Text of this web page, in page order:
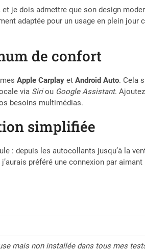
équipe technique professionnelle et
l'utilisation, vous pouvez nous contacter
, et je dois admettre que son design
adaptée pour un usage en plein jour
de confort
Apple Carplay etAndroid Auto. Cela
via Siriou Google Assistant.
besoins multimédias.
simplifiée
: depuis les autocollants jusqu’à la
préféré une connexion par
mais non installée dans tous mes